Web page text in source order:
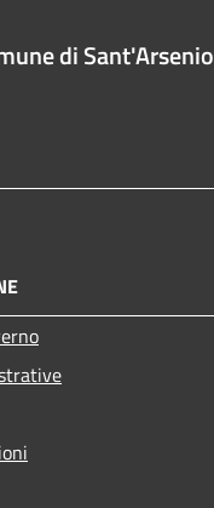
di Sant'Arsenio